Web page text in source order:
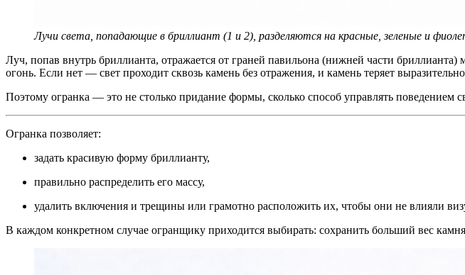
Лучи света, попадающие в бриллиант (1 и 2), разделяются на красные, зеленые и
Луч, попав внутрь бриллианта, отражается от граней павильона (нижней части
огонь. Если нет — свет проходит сквозь камень без отражения, и камень теряет
Поэтому огранка — это не столько придание формы, сколько способ управлять поведением
Огранка позволяет:
задать красивую форму бриллианту,
правильно распределить его массу,
удалить включения и трещины или грамотно расположить их, чтобы они не влияли
В каждом конкретном случае огранщику приходится выбирать: сохранить больший вес